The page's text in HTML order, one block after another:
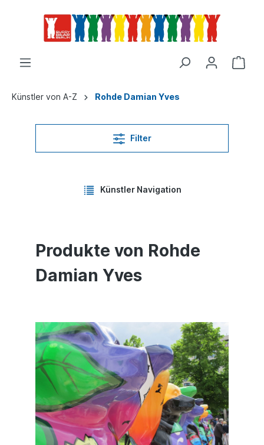
Künstler von A-Z Rohde Damian Yves
Filter
Künstler Navigation
Produkte von Rohde
Damian Yves